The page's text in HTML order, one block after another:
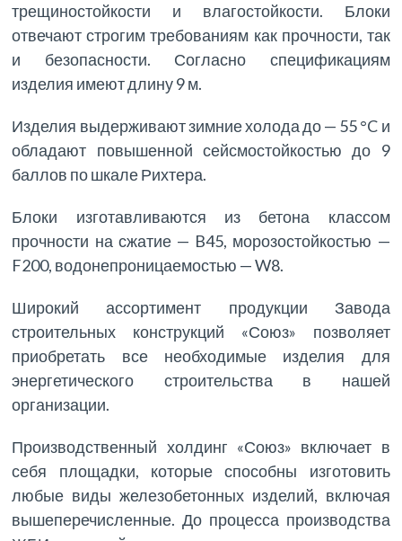
трещиностойкости и влагостойкости. Блоки
отвечают строгим требованиям как прочности, так
и безопасности. Согласно спецификациям
изделия имеют длину 9 м.
Изделия выдерживают зимние холода до — 55 °C и
обладают повышенной сейсмостойкостью до 9
баллов по шкале Рихтера.
Блоки изготавливаются из бетона классом
прочности на сжатие — B45, морозостойкостью —
F200, водонепроницаемостью — W8.
Широкий ассортимент продукции Завода
строительных конструкций «Союз» позволяет
приобретать все необходимые изделия для
энергетического строительства в нашей
организации.
Производственный холдинг «Союз» включает в
себя площадки, которые способны изготовить
любые виды железобетонных изделий, включая
вышеперечисленные. До процесса производства